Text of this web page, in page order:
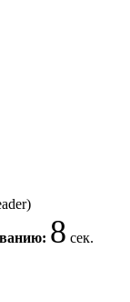
7 сек.